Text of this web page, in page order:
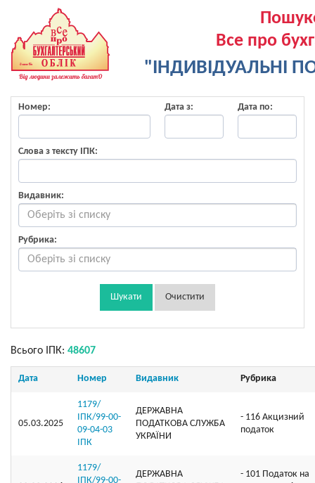
Все про
"ІНДИВІДУАЛЬНІ
Номер: Дата з: Дата по:
Слова з тексту ІПК:
Видавник:
Рубрика:
Шукати Очистити
Всього ІПК: 48607
Дата Номер Видавник Рубрика
05.03.2025
1179/
ІПК/99-00-
09-04-03
ІПК
ДЕРЖАВНА
ПОДАТКОВА СЛУЖБА
УКРАЇНИ
- 116 Акцизний
податок
1179/
ІПК/99-00-
ДЕРЖАВНА
- 101 Податок на